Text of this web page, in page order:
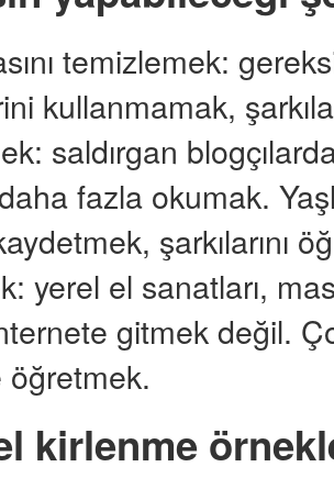
temizlemek:
kullanmamak,
saldırgan
fazla okumak.
kaydetmek, şarkılarını
yerel el sanatları,
gitmek değil.
kirlenme